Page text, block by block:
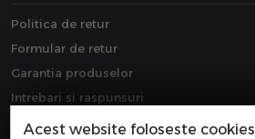
Politica de retur
Formular de retur
Garantia produselor
Intrebari si raspunsuri
Downloads
Acest website foloseste cookies